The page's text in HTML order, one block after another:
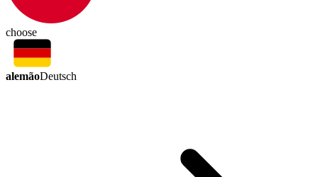
choose
alemãoDeutsch